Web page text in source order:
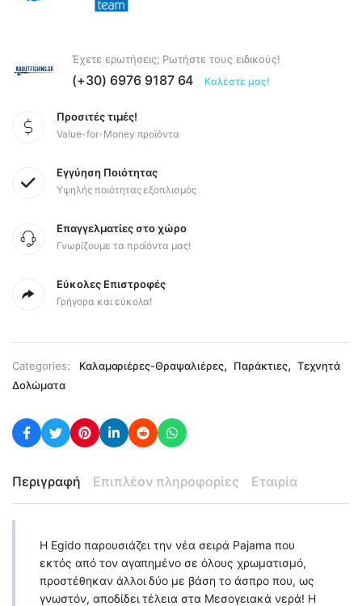
Έχετε ερωτήσεις; Ρωτήστε τους ειδικούς!
(+30) 6976 9187 64 Καλέστε μας!
Προσιτές τιμές!
Value-for-Money προϊόντα
Εγγύηση Ποιότητας
Υψηλής ποιότητας εξοπλισμός
Επαγγελματίες στο χώρο
Γνωρίζουμε τα προϊόντα μας!
Εύκολες Επιστροφές
Γρήγορα και εύκολα!
Categories: Καλαμαριέρες-Θραψαλιέρες, Παράκτιες, Τεχνητά
Δολώματα
Περιγραφή Επιπλέον πληροφορίες Εταιρία
Η Egido παρουσιάζει την νέα σειρά Pajama που
εκτός από τον αγαπημένο σε όλους χρωματισμό,
προστέθηκαν άλλοι δύο με βάση το άσπρο που, ως
γνωστόν, αποδίδει τέλεια στα Μεσογειακά νερά! Η